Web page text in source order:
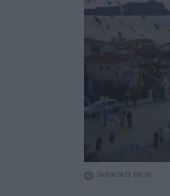
24/09/2025 08:10